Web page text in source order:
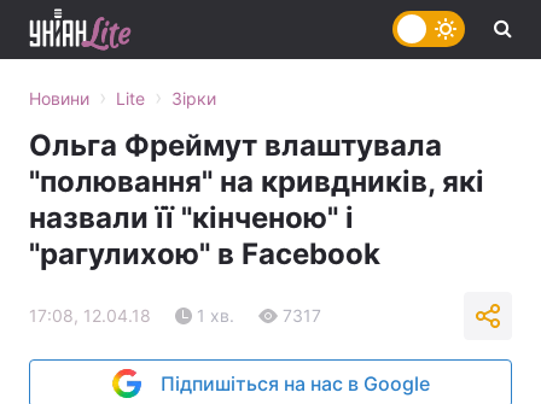
Новини › Lite › Зірки
Ольга Фреймут влаштувала
"полювання" на кривдників, які
назвали її "кінченою" і
"рагулихою" в Facebook
17:08, 12.04.18 1 хв. 7317
Підпишіться на нас в Google